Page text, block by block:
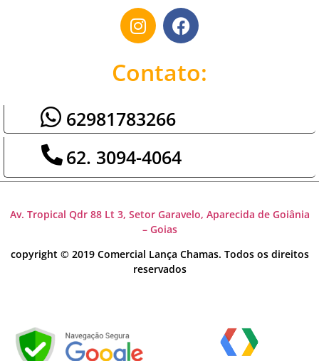
Contato:
62981783266
62. 3094-4064
Av. Tropical Qdr 88 Lt 3, Setor Garavelo, Aparecida de Goiânia
– Goias
copyright © 2019 Comercial Lança Chamas. Todos os direitos
reservados